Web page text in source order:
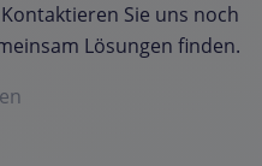
Sie uns noch
Lösungen finden.